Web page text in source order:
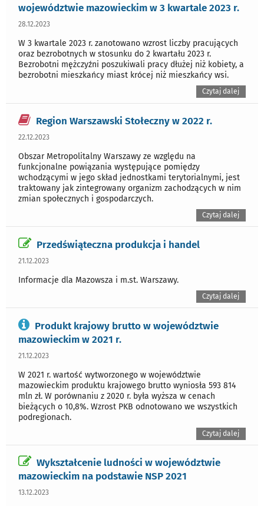
województwie mazowieckim w 3 kwartale 2023 r.
28.12.2023
W 3 kwartale 2023 r. zanotowano wzrost liczby pracujących
oraz bezrobotnych w stosunku do 2 kwartału 2023 r.
Bezrobotni mężczyźni poszukiwali pracy dłużej niż kobiety, a
bezrobotni mieszkańcy miast krócej niż mieszkańcy wsi.
Czytaj dalej
Region Warszawski Stołeczny w 2022 r.
22.12.2023
Obszar Metropolitalny Warszawy ze względu na
funkcjonalne powiązania występujące pomiędzy
wchodzącymi w jego skład jednostkami terytorialnymi, jest
traktowany jak zintegrowany organizm zachodzących w nim
zmian społecznych i gospodarczych.
Czytaj dalej
Przedświąteczna produkcja i handel
21.12.2023
Informacje dla Mazowsza i m.st. Warszawy.
Czytaj dalej
Produkt krajowy brutto w województwie
mazowieckim w 2021 r.
21.12.2023
W 2021 r. wartość wytworzonego w województwie
mazowieckim produktu krajowego brutto wyniosła 593 814
mln zł. W porównaniu z 2020 r. była wyższa w cenach
bieżących o 10,8%. Wzrost PKB odnotowano we wszystkich
podregionach.
Czytaj dalej
Wykształcenie ludności w województwie
mazowieckim na podstawie NSP 2021
13.12.2023